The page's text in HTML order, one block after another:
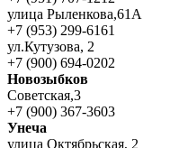
улица Рыленкова,61А
+7 (953) 299-6161
ул.Кутузова, 2
+7 (900) 694-0202
Новозыбков
Советская,3
+7 (900) 367-3603
Унеча
улица Октябрьская, 2